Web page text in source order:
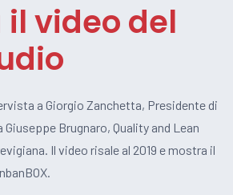
video del
a Giorgio Zanchetta, Presidente di
Giuseppe Brugnaro, Quality and Lean
Il video risale al 2019 e mostra il